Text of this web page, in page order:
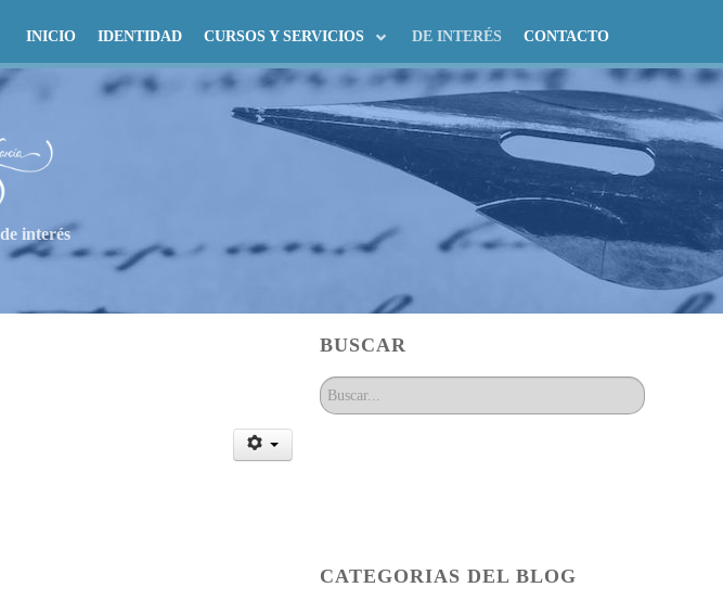
INICIO IDENTIDAD CURSOS Y SERVICIOS DE INTERÉS CONTACTO
interés
BUSCAR
Buscar
CATEGORIAS DEL BLOG